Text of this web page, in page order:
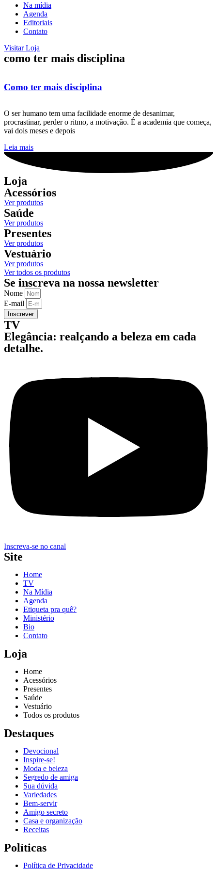
Na mídia
Agenda
Editoriais
Contato
Visitar Loja
como ter mais disciplina
Como ter mais disciplina
O ser humano tem uma facilidade enorme de desanimar,
procrastinar, perder o ritmo, a motivação. É a academia que começa,
vai dois meses e depois
Leia mais
Loja
Acessórios
Ver produtos
Saúde
Ver produtos
Presentes
Ver produtos
Vestuário
Ver produtos
Ver todos os produtos
Se inscreva na nossa newsletter
Nome
E-mail
Inscrever
TV
Elegância: realçando a beleza em cada
detalhe.
Inscreva-se no canal
Site
Home
TV
Na Mídia
Agenda
Etiqueta pra quê?
Ministério
Bio
Contato
Loja
Home
Acessórios
Presentes
Saúde
Vestuário
Todos os produtos
Destaques
Devocional
Inspire-se!
Moda e beleza
Segredo de amiga
Sua dúvida
Variedades
Bem-servir
Amigo secreto
Casa e organização
Receitas
Políticas
Política de Privacidade